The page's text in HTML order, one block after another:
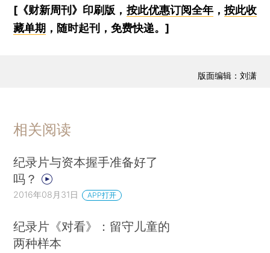
[《财新周刊》印刷版， 按此优惠订阅全年， 按此收
藏单期 ，随时起刊，免费快递。]
版面编辑：刘潇
相关阅读
纪录片与资本握手准备好了
吗？
2016年08月31日 APP打开
纪录片《对看》：留守儿童的
两种样本